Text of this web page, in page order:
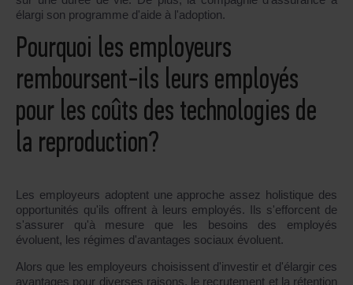
élargi son programme d'aide à l'adoption.
Pourquoi les employeurs
remboursent-ils leurs employés
pour les coûts des technologies de
la reproduction?
Les employeurs adoptent une approche assez holistique des
opportunités qu'ils offrent à leurs employés. Ils s'efforcent de
s'assurer qu'à mesure que les besoins des employés
évoluent, les régimes d'avantages sociaux évoluent.
Alors que les employeurs choisissent d'investir et d'élargir ces
avantages pour diverses raisons, le recrutement et la rétention